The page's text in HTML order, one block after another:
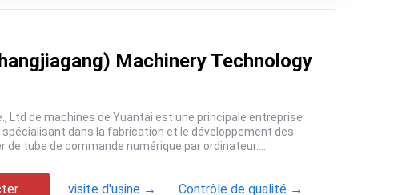
Machinery Technology
visite d'usine → Contrôle de qualité →